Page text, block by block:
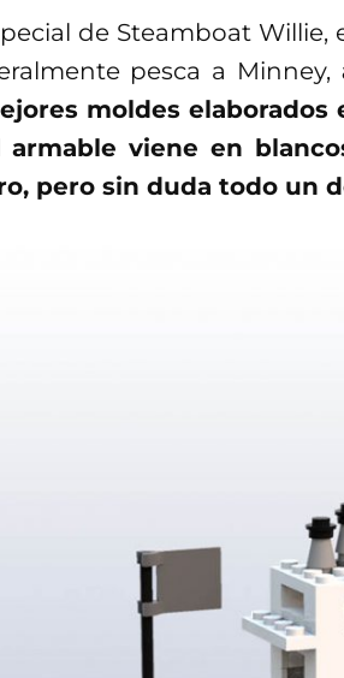
de Steamboat Willie,
pesca a Minney,
moldes elaborados
armable viene en
pero sin duda todo un